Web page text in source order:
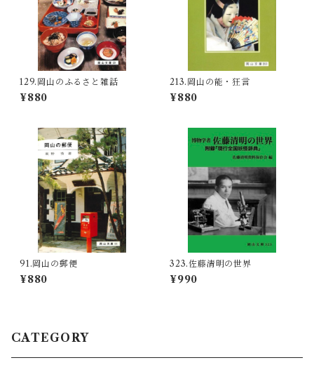
129.岡山のふるさと雑話
¥880
213.岡山の能・狂言
¥880
91.岡山の郵便
¥880
323.佐藤清明の世界
¥990
CATEGORY